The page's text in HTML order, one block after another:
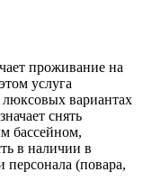
проживание на
услуга
люксовых вариантах
снять
бассейном,
в наличии в
персонала (повара,